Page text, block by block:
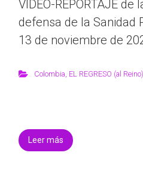
VÍDEO-REPORTAJE
defensa de la Sanidad
13 de noviembre de
Colombia EL REGRESO (al Reino)
Leer más